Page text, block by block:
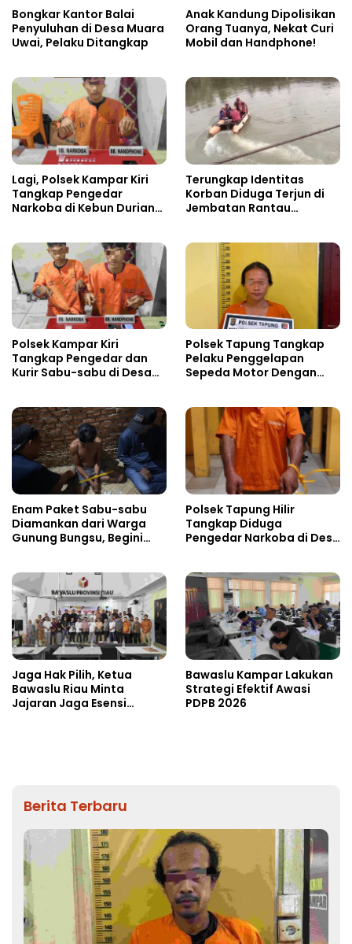
Bongkar Kantor Balai
Penyuluhan di Desa Muara
Uwai, Pelaku Ditangkap
Anak Kandung Dipolisikan
Orang Tuanya, Nekat Curi
Mobil dan Handphone!
Lagi, Polsek Kampar Kiri
Tangkap Pengedar
Narkoba di Kebun Durian
Terungkap Identitas
Korban Diduga Terjun di
Jembatan Rantau
Polsek Kampar Kiri
Tangkap Pengedar dan
Kurir Sabu-sabu di Desa
Polsek Tapung Tangkap
Pelaku Penggelapan
Sepeda Motor Dengan
Enam Paket Sabu-sabu
Diamankan dari Warga
Gunung Bungsu, Begini
Polsek Tapung Hilir
Tangkap Diduga
Pengedar Narkoba di Desa
Jaga Hak Pilih, Ketua
Bawaslu Riau Minta
Jajaran Jaga Esensi
Bawaslu Kampar Lakukan
Strategi Efektif Awasi
PDPB 2026
Berita Terbaru